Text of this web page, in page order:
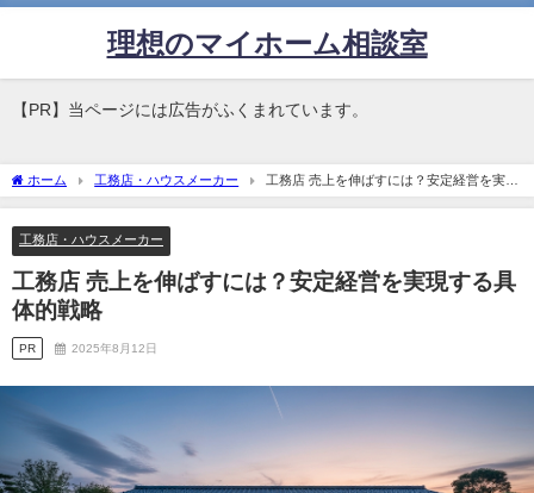
理想のマイホーム相談室
【PR】当ページには広告がふくまれています。
ホーム 工務店・ハウスメーカー
工務店 売上を伸ばすには？安定経営を実現
する具体的戦略
工務店・ハウスメーカー
工務店 売上を伸ばすには？安定経営を実現する具
体的戦略
PR 2025年8月12日